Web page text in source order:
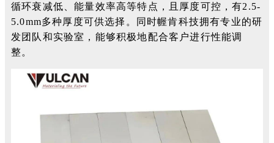
循环衰减低、能量效率高等特点，且厚度可控，有2.5-
5.0mm多种厚度可供选择。同时幄肯科技拥有专业的研
发团队和实验室，能够积极地配合客户进行性能调
整。